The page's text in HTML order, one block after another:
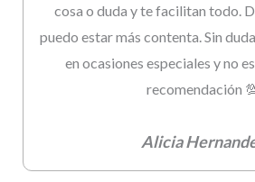
cosa o duda y te facilitan todo.
puedo estar más contenta. Sin
en ocasiones especiales y no
recomendación
Alicia